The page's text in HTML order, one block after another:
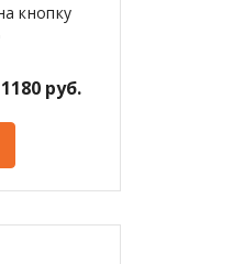
кнопку
руб.